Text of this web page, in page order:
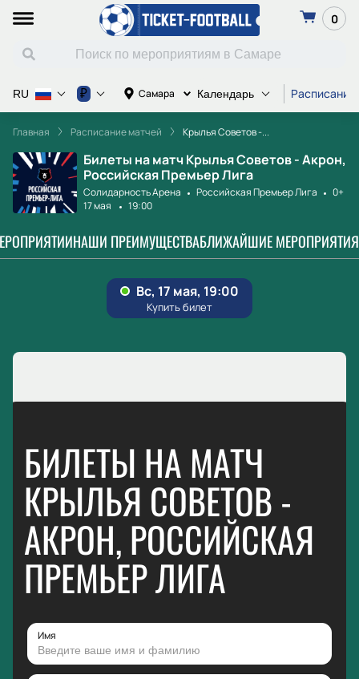
0
Самара Календарь
RU ₽
Главная Расписание матчей Крылья Советов -...
Билеты на матч Крылья Советов - Акрон,
Российская Премьер Лига
Солидарность Арена Российская Премьер Лига
0+
17 мая
19:00
НАШИ ПРЕИМУЩЕСТВАБЛИЖАЙШИЕ МЕРОПРИЯТИЯ
БИЛЕТЫ НА МАТЧ
КРЫЛЬЯ СОВЕТОВ -
АКРОН, РОССИЙСКАЯ
ПРЕМЬЕР ЛИГА
Имя